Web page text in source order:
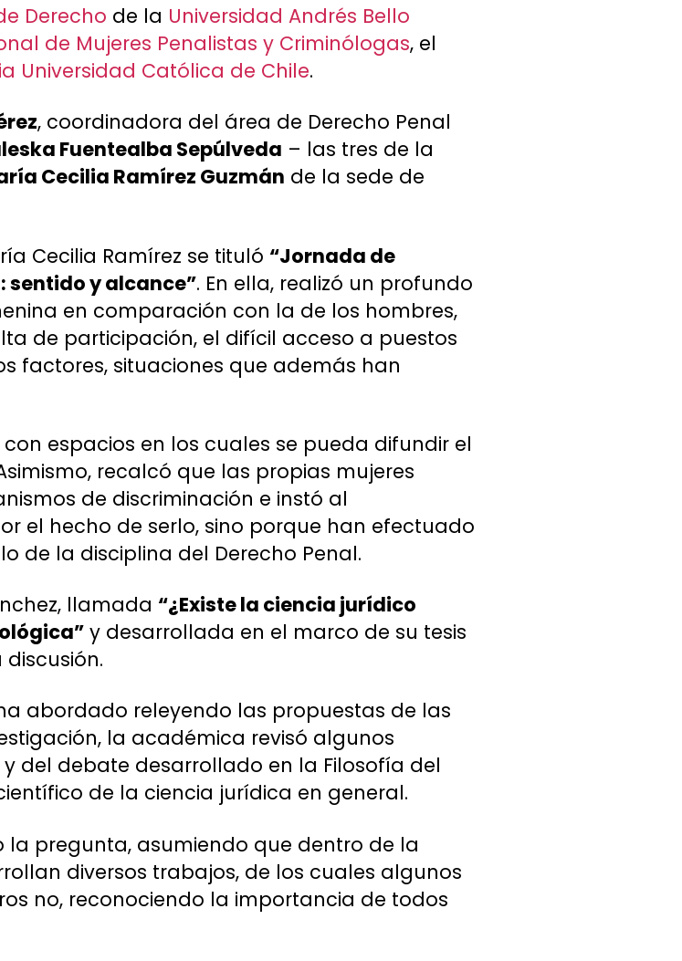
Derecho de la Universidad Andrés Bello
de Mujeres Penalistas y Criminólogas, el
Universidad Católica de Chile.
, coordinadora del área de Derecho Penal
Fuentealba Sepúlveda – las tres de la
Cecilia Ramírez Guzmán de la sede de
Cecilia Ramírez se tituló “Jornada de
sentido y alcance”. En ella, realizó un profundo
en comparación con la de los hombres,
de participación, el difícil acceso a puestos
factores, situaciones que además han
espacios en los cuales se pueda difundir el
recalcó que las propias mujeres
de discriminación e instó al
el hecho de serlo, sino porque han efectuado
de la disciplina del Derecho Penal.
llamada “¿Existe la ciencia jurídico
y desarrollada en el marco de su tesis
abordado releyendo las propuestas de las
la académica revisó algunos
del debate desarrollado en la Filosofía del
de la ciencia jurídica en general.
la pregunta, asumiendo que dentro de la
diversos trabajos, de los cuales algunos
no, reconociendo la importancia de todos